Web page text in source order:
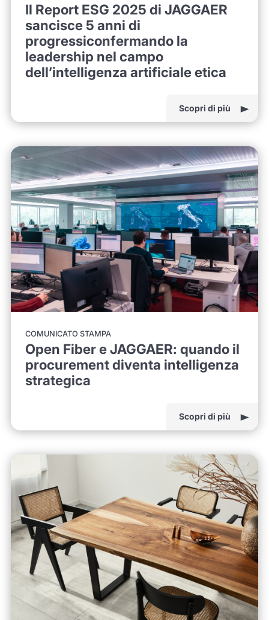
Il Report ESG 2025 di JAGGAER
sancisce 5 anni di
progressiconfermando la
leadership nel campo
dell’intelligenza artificiale etica
Scopri di più
COMUNICATO STAMPA
Open Fiber e JAGGAER: quando il
procurement diventa intelligenza
strategica
Scopri di più